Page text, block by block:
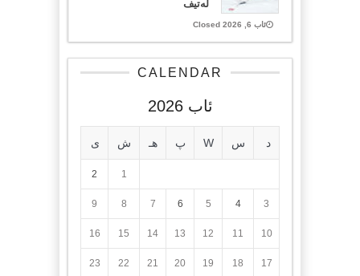
لەتیف
ئاب 6, 2026 Closed
CALENDAR
ئاب 2026
د س W پ هـ ش ی
1
2
3
4
5
6
7
8
9
10
11
12
13
14
15
16
17
18
19
20
21
22
23